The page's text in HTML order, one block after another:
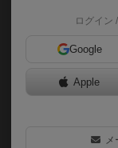
将棋+サッカー！11
将棋のように2人対
ら、リアルな戦術
味を融合したサッカ
オオタキ ソウシ
ログイン
Google
Apple
メ